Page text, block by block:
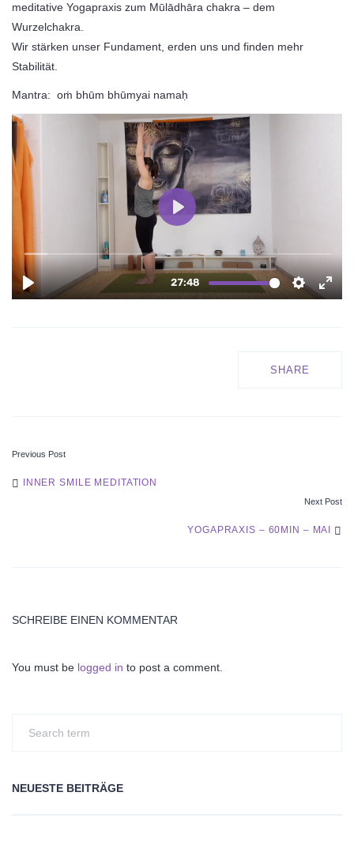
meditative Yogapraxis zum Mūlādhāra chakra – dem
Wurzelchakra.
Wir stärken unser Fundament, erden uns und finden mehr
Stabilität.
Mantra: oṁ bhūm bhūmyai namaḥ
SHARE
Previous Post
INNER SMILE MEDITATION
Next Post
YOGAPRAXIS – 60MIN – MAI
SCHREIBE EINEN KOMMENTAR
You must be logged in to post a comment.
NEUESTE BEITRÄGE